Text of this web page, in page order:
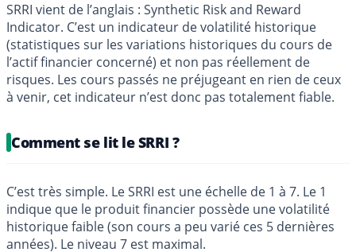
SRRI vient de l’anglais : Synthetic Risk and Reward
Indicator. C’est un indicateur de volatilité historique
(statistiques sur les variations historiques du cours de
l’actif financier concerné) et non pas réellement de
risques. Les cours passés ne préjugeant en rien de ceux
à venir, cet indicateur n’est donc pas totalement fiable.
Comment se lit le SRRI ?
C’est très simple. Le SRRI est une échelle de 1 à 7. Le 1
indique que le produit financier possède une volatilité
historique faible (son cours a peu varié ces 5 dernières
années). Le niveau 7 est maximal.